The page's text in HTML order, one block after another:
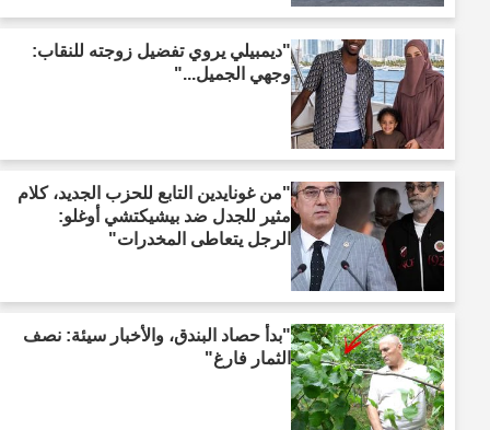
"ديمبيلي يروي تفضيل زوجته للنقاب:
وجهي الجميل..."
"من غونايدين التابع للحزب الجديد، كلام
مثير للجدل ضد بيشيكتشي أوغلو:
الرجل يتعاطى المخدرات"
"بدأ حصاد البندق، والأخبار سيئة: نصف
الثمار فارغ"